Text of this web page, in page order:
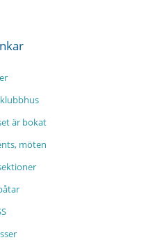
är bokat
möten